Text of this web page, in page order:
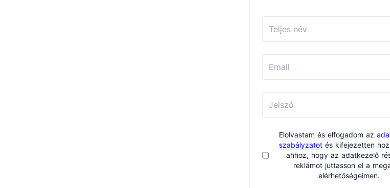
Elolvastam és elfogadom az
szabályzatotés kifejezetten
ahhoz, hogy az adatkezelő
reklámot juttasson el a
elérhetőségeimen.